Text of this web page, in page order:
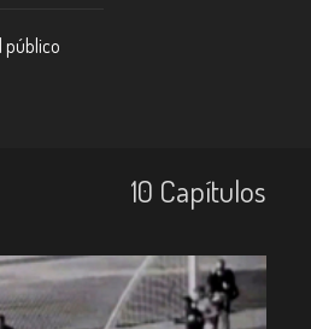
público
10 Capí­tulos